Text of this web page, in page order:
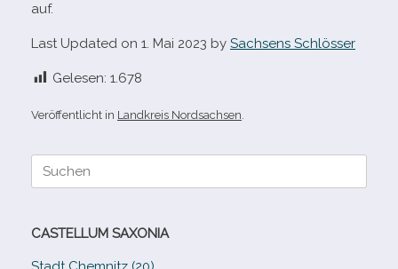
auf.
Last Updated on 1. Mai 2023 by Sachsens Schlösser
Gelesen: 1.678
Veröffentlicht in Landkreis Nordsachsen
Suche
CASTELLUM SAXONIA